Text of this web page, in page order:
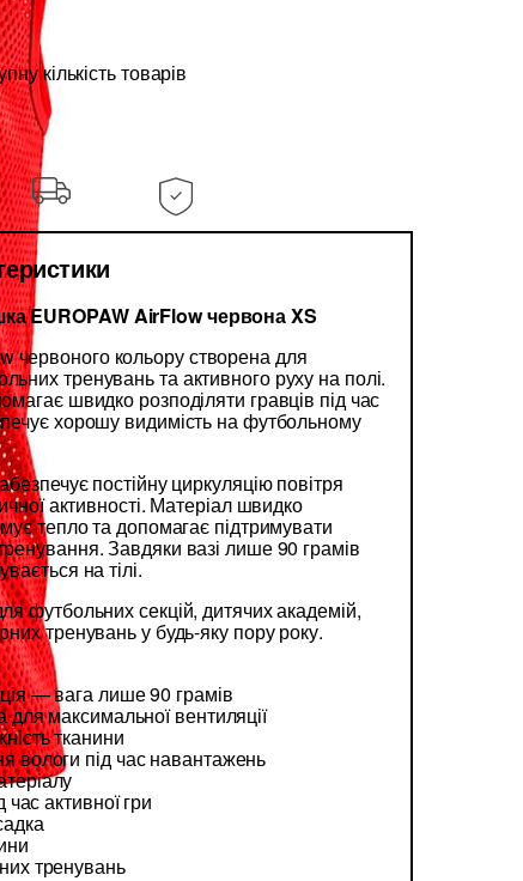
кількість товарів
EUROPAW AirFlow червона XS
червоного кольору створена для
тренувань та активного руху на полі.
швидко розподіляти гравців під час
хорошу видимість на футбольному
постійну циркуляцію повітря
активності. Матеріал швидко
тепло та допомагає підтримувати
Завдяки вазі лише 90 грамів
на тілі.
футбольних секцій, дитячих академій,
тренувань у будь-яку пору року.
— вага лише 90 грамів
максимальної вентиляції
тканини
вологи під час навантажень
час активної гри
тренувань